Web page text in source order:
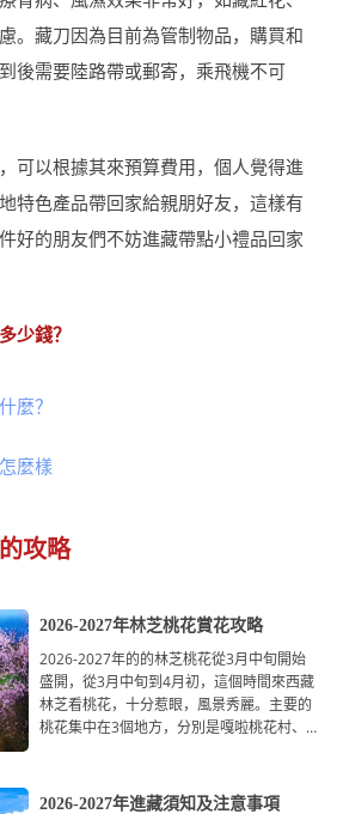
。藏刀因為目前為管制物品，購買和
後需要陸路帶或郵寄，乘飛機不可
可以根據其來預算費用，個人覺得進
特色產品帶回家給親朋好友，這樣有
好的朋友們不妨進藏帶點小禮品回家
少錢？
麼？
麼樣
攻略
2026-2027年林芝桃花賞花攻略
2026-2027年的的林芝桃花從3月中旬開始
盛開，從3月中旬到4月初，這個時間來西藏
林芝看桃花，十分惹眼，風景秀麗。主要的
桃花集中在3個地方，分別是嘎啦桃花村、
2026-2027年進藏須知及注意事項